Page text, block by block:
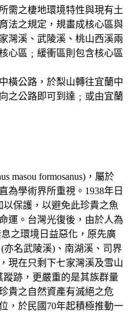
需之棲地環境特性與現有土
法之規定，規畫成核心區與
灣溪、武陵溪、桃山西溪兩
心區﹔緩衝區則包含核心區
橫公路，於梨山轉往宜蘭中
之公路即可到達﹔或由宜蘭
masou formosanus)，屬於
為學術界所重視。1938年日
保護，以避免此珍貴之魚
運。台灣光復後，由於人為
之環境日益惡化，原先廣
名武陵溪)、南湖溪、司界
現在只剩下七家灣溪及雪山
跡，更嚴重的是其族群量
貴之自然資產有滅絕之危
，於民國70年起積極推動一